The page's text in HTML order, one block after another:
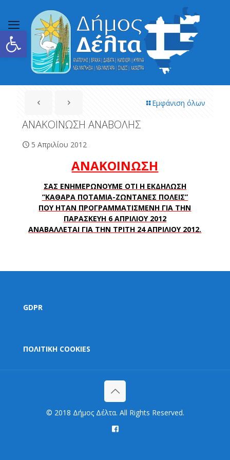
Ανοίξτε τη γραμμή εργαλείων
Εμφάνιση όλων
ΑΝΑΚΟΙΝΩΣΗ ΑΝΑΒΟΛΗΣ
5 Απριλίου 2012
ΑΝΑΚΟΙΝΩΣΗ
ΣΑΣ ΕΝΗΜΕΡΩΝΟΥΜΕ ΟΤΙ Η ΕΚΔΗΛΩΣΗ
”ΚΑΘΑΡΑ ΠΟΤΑΜΙΑ-ΖΩΝΤΑΝΕΣ ΠΟΛΕΙΣ”
ΠΟΥ ΗΤΑΝ ΠΡΟΓΡΑΜΜΑΤΙΣΜΕΝΗ ΓΙΑ ΤΗΝ
ΠΑΡΑΣΚΕΥΗ 6 ΑΠΡΙΛΙΟΥ 2012
ΑΝΑΒΑΛΛΕΤΑΙ ΓΙΑ ΤΗΝ ΤΡΙΤΗ 24 ΑΠΡΙΛΙΟΥ 2012.
GDPR
ΠΟΛΙΤΙΚΗ COOKIES
© 2018 Δήμος Δέλτα. All Rights Reserved.